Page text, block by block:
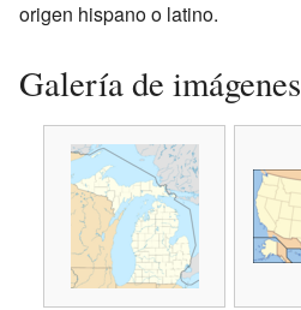
origen hispano o latino.
Galería de imágenes